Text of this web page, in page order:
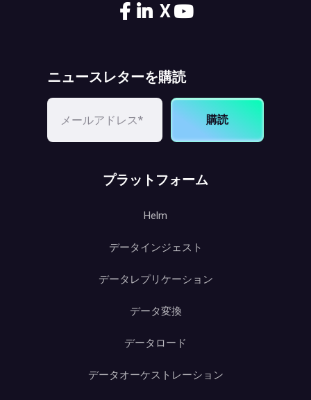
X
ニュースレターを購読
購読
プラットフォーム
Helm
データインジェスト
データレプリケーション
データ変換
データロード
データオーケストレーション